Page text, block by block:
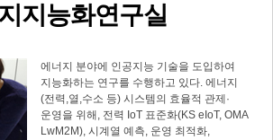
지능화연구실
에너지 분야에 인공지능 기술을 도입하여
지능화하는 연구를 수행하고 있다. 에너지
(전력,열,수소 등) 시스템의 효율적 관제·
운영을 위해, 전력 IoT 표준화(KS eIoT, OMA
LwM2M), 시계열 예측, 운영 최적화,